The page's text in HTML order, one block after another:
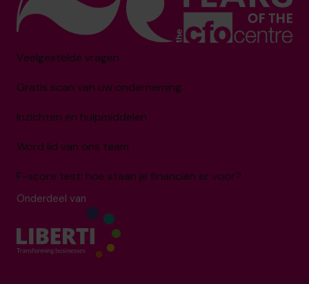
Veelgestelde vragen
Gratis scan van uw onderneming
Inzichten en hulpmiddelen
Word lid van ons team
F-score test: hoe staan je financiën er voor?
Onderdeel van